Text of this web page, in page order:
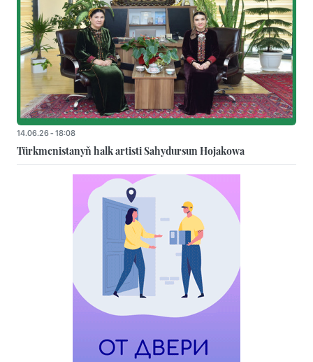
14.06.26 - 18:08
Türkmenistanyň halk artisti Sahydursun Hojakowa